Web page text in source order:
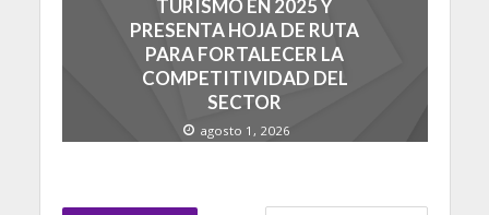
TURISMO EN 2025 Y
PRESENTA HOJA DE RUTA
PARA FORTALECER LA
COMPETITIVIDAD DEL
SECTOR
agosto 1, 2026